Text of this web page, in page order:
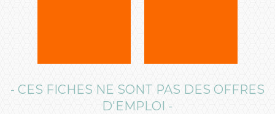
- CES FICHES NE SONT PAS DES OFFRES
D'EMPLOI -